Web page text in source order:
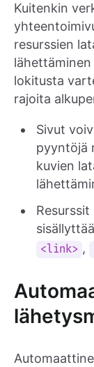
Kuitenkin
resurssien
lähettäminen
lokitusta
rajoita
Sivut
pyyntöjä
kuvien
<link> ,